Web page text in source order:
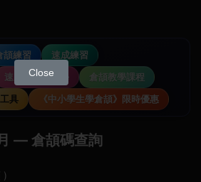
頡練習
速成練習
速成輸入法教學
倉頡教學課程
工具 《中小學生學倉頡》限時優惠
— 倉頡碼查詢
)
Close